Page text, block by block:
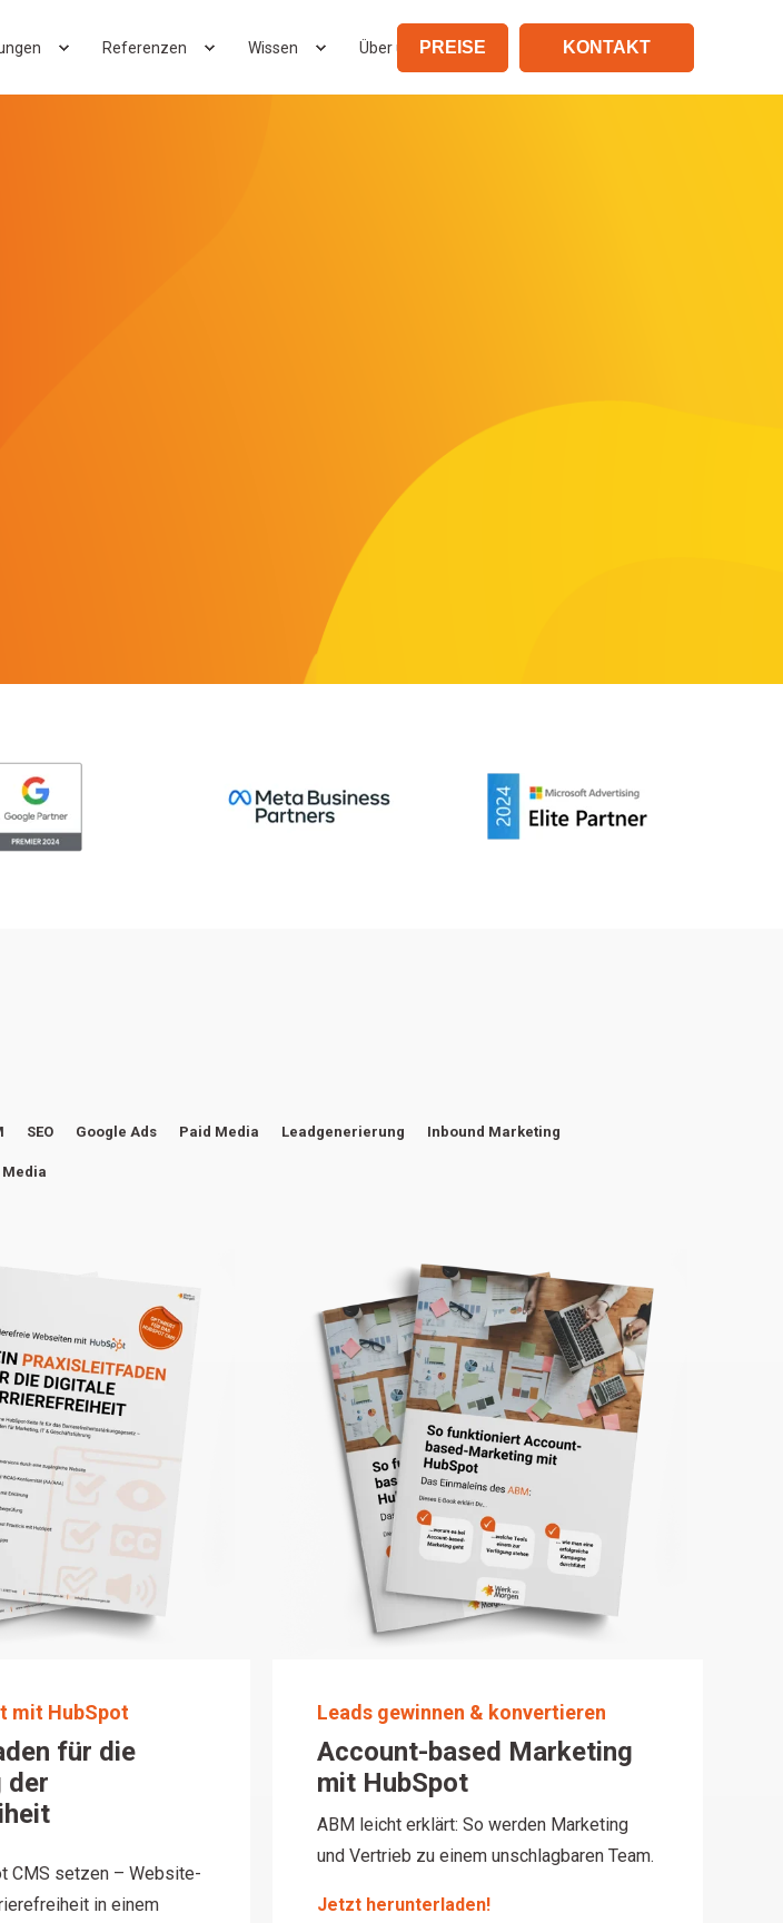
Referenzen Wissen Über uns PREISE KONTAKT
SEO Google Ads Paid Media Leadgenerierung Inbound Marketing
mit HubSpot
für die
der
CMS setzen – Website-
in einem
Leads gewinnen & konvertieren
Account-based Marketing
mit HubSpot
ABM leicht erklärt: So werden Marketing
und Vertrieb zu einem unschlagbaren Team.
Jetzt herunterladen!